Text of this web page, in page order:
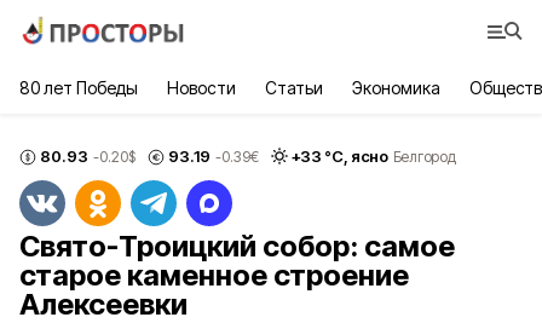
80 лет Победы Новости Статьи Экономика
80.93 -0.20$ 93.19 -0.39€ +33 °С, ясно Белгород
Свято-Троицкий собор: самое
старое каменное строение
Алексеевки